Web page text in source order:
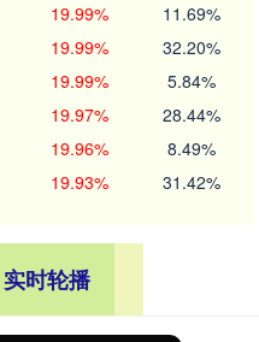
19.99% 11.69%
19.99% 32.20%
19.99% 5.84%
19.97% 28.44%
19.96% 8.49%
19.93% 31.42%
时轮播